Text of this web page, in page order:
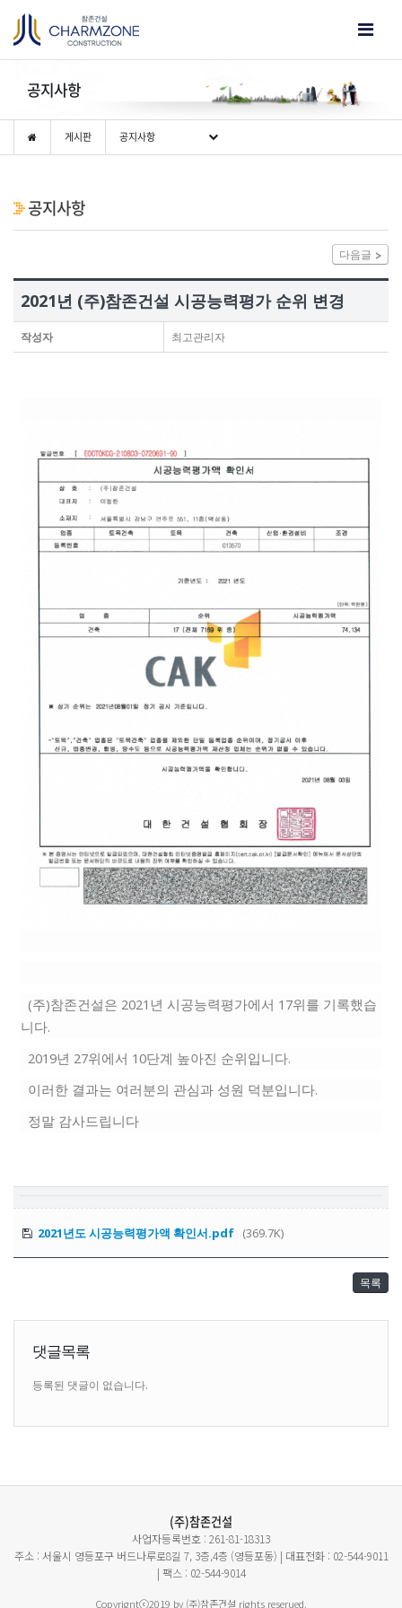
공지사항
게시판 공지사항
공지사항
다음글
2021년 (주)참존건설 시공능력평가 순위 변경
작성자 최고관리자
(주)참존건설은 2021년 시공능력평가에서 17위를 기록했습
니다.
2019년 27위에서 10단계 높아진 순위입니다​.
이러한 결과는 여러분의 관심과 성원 덕분입니다.
정말 감사드립니다
2021년도 시공능력평가액 확인서.pdf (369.7K)
목록
댓글목록
등록된 댓글이 없습니다.
(주)참존건설
사업자등록번호 : 261-81-18313
주소 : 서울시 영등포구 버드나루로8길 7, 3층,4층 (영등포동) | 대표전화 : 02-544-9011
| 팩스 : 02-544-9014
Copyrigntⓒ2019 by (주)참존건설 rights reserued.